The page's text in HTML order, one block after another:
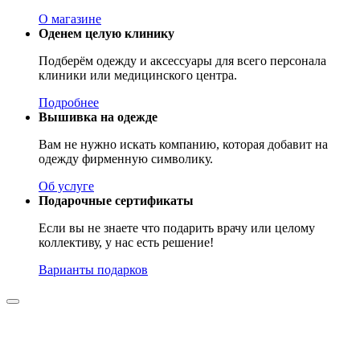
О магазине
Оденем целую клинику
Подберём одежду и аксессуары для всего персонала
клиники или медицинского центра.
Подробнее
Вышивка на одежде
Вам не нужно искать компанию, которая добавит на
одежду фирменную символику.
Об услуге
Подарочные сертификаты
Если вы не знаете что подарить врачу или целому
коллективу, у нас есть решение!
Варианты подарков